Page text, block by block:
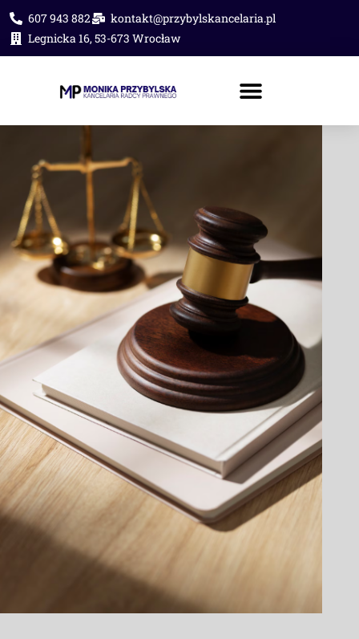
607 943 882
kontakt@przybylskancelaria.pl
Legnicka 16, 53-673 Wrocław